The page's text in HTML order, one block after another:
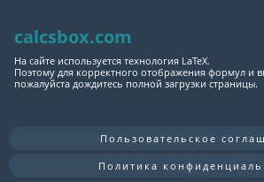
calcsbox.com
На сайте используется технология LaTeX.
Поэтому для корректного отображения формул и
пожалуйста дождитесь полной загрузки страницы.
Пользовательское
Политика